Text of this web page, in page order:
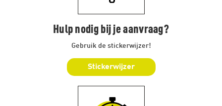
Hulp nodig bij je aanvraag?
Gebruik de stickerwijzer!
Stickerwijzer